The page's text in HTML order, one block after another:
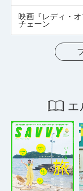
映画『レディ・
チェーン
エ